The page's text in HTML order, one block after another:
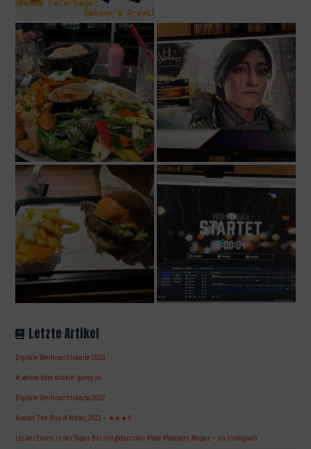
Letzte Artikel
Digitale Weihnachtskarte 2023
A whole lotta shakin‘ going on…
Digitale Weihnachtskarte 2022
Avatar: The Way of Water, 2022 – ★★★½
Lecker Essen in der Tapas Bar mit @dancorni #food #foodporn #tapas – via Instagram